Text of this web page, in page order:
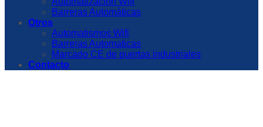
Barreras Automáticas
Otros
Automatismos Wifi
Barreras Automaticas
Marcado CE de puertas industriales
Contacto